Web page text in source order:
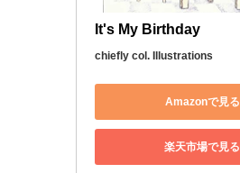
It's My Birthday
chiefly col. Illustrations
Amazonで見る
楽天市場で見る